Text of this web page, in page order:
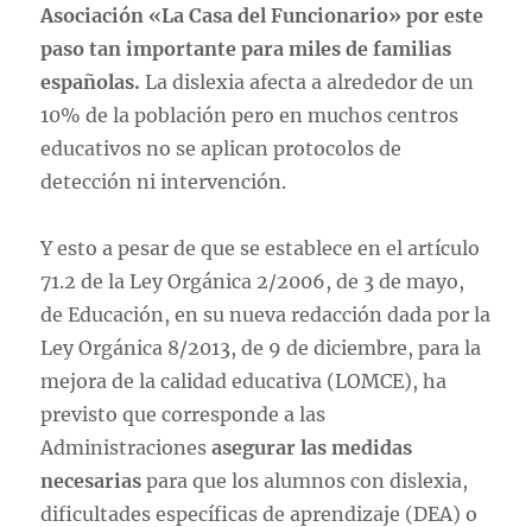
Asociación «La Casa del Funcionario» por este
paso tan importante para miles de familias
españolas. La dislexia afecta a alrededor de un
10% de la población pero en muchos centros
educativos no se aplican protocolos de
detección ni intervención.
Y esto a pesar de que se establece en el artículo
71.2 de la Ley Orgánica 2/2006, de 3 de mayo,
de Educación, en su nueva redacción dada por la
Ley Orgánica 8/2013, de 9 de diciembre, para la
mejora de la calidad educativa (LOMCE), ha
previsto que corresponde a las
Administracionesasegurar las medidas
necesarias para que los alumnos con dislexia,
dificultades específicas de aprendizaje (DEA) o